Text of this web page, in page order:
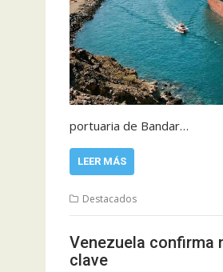
portuaria de Bandar…
LEER MÁS
Destacados
Venezuela confirma
clave